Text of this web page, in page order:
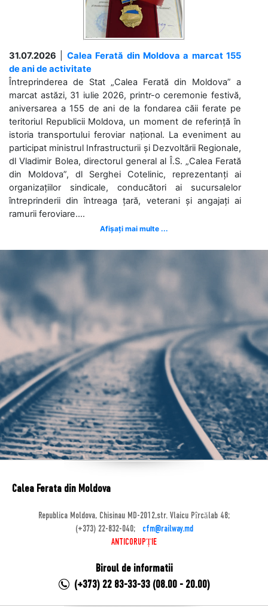
31.07.2026
Calea Ferată din Moldova a marcat 155
de ani de activitate
Întreprinderea de Stat „Calea Ferată din Moldova” a
marcat astăzi, 31 iulie 2026, printr-o ceremonie festivă,
aniversarea a 155 de ani de la fondarea căii ferate pe
teritoriul Republicii Moldova, un moment de referință în
istoria transportului feroviar național. La eveniment au
participat ministrul Infrastructurii și Dezvoltării Regionale,
dl Vladimir Bolea, directorul general al Î.S. „Calea Ferată
din Moldova”, dl Serghei Cotelinic, reprezentanți ai
organizațiilor sindicale, conducători ai sucursalelor
întreprinderii din întreaga țară, veterani și angajați ai
ramurii feroviare....
Afișați mai multe ...
Calea Ferata din Moldova
Republica Moldova, Chisinau MD-2012,str. Vlaicu Pîrcălab 48;
(+373) 22-832-040;
cfm@railway.md
ANTICORUPȚIE
Biroul de informatii
(+373) 22 83-33-33 (08.00 - 20.00)